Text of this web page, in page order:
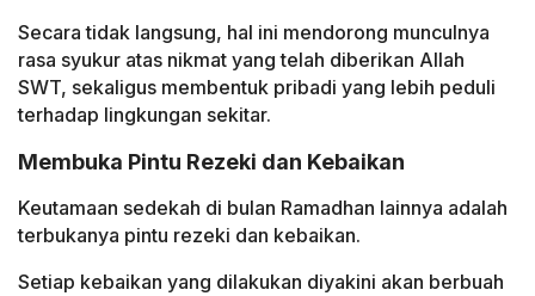
Secara tidak langsung, hal ini mendorong munculnya
rasa syukur atas nikmat yang telah diberikan Allah
SWT, sekaligus membentuk pribadi yang lebih peduli
terhadap lingkungan sekitar.
Membuka Pintu Rezeki dan Kebaikan
Keutamaan sedekah di bulan Ramadhan lainnya adalah
terbukanya pintu rezeki dan kebaikan.
Setiap kebaikan yang dilakukan diyakini akan berbuah